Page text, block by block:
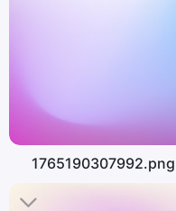
1765190307992.png